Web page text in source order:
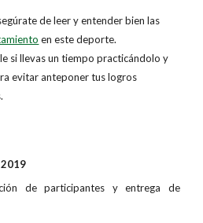
de leer y entender bien las
en este deporte.
si llevas un tiempo practicándolo y
evitar anteponer tus logros
de participantes y entrega de